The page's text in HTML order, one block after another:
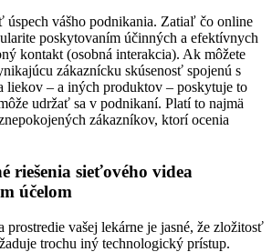
úspech vášho podnikania. Zatiaľ čo online
poskytovaním účinných a efektívnych
kontakt (osobná interakcia). Ak môžete
zákaznícku skúsenosť spojenú s
liekov – a iných produktov – poskytuje to
udržať sa v podnikaní. Platí to najmä
zákazníkov, ktorí ocenia
riešenia sieťového videa
účelom
prostredie vašej lekárne je jasné, že zložitosť
trochu iný technologický prístup.